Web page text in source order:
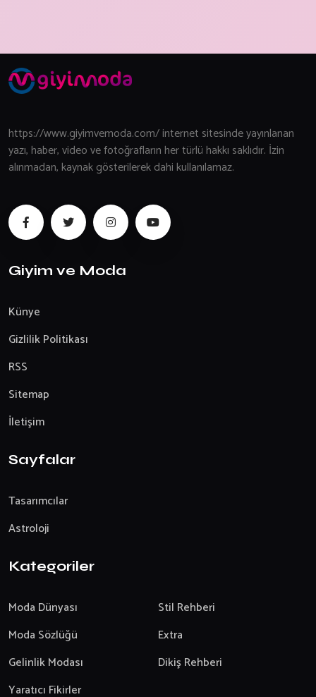
https://www.giyimvemoda.com/ internet sitesinde yayınlanan
yazı, haber, video ve fotoğrafların her türlü hakkı saklıdır. İzin
alınmadan, kaynak gösterilerek dahi kullanılamaz.
Giyim ve Moda
Künye
Gizlilik Politikası
RSS
Sitemap
İletişim
Sayfalar
Tasarımcılar
Astroloji
Kategoriler
Moda Dünyası
Stil Rehberi
Moda Sözlüğü
Extra
Gelinlik Modası
Dikiş Rehberi
Yaratıcı Fikirler